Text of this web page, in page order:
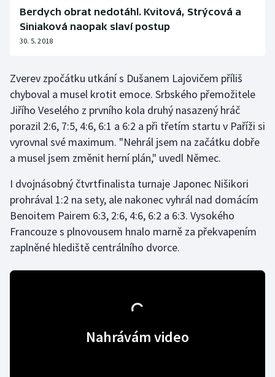
Rychlostní kanoistika
Sportovní střelba
Stolní tenis
Triatlon
Vodní slalom
Volejbal
Berdych obrat nedotáhl. Kvitová, Strýcová a
Siniaková naopak slaví postup
30. 5. 2018
Zverev zpočátku utkání s Dušanem Lajovičem příliš
chyboval a musel krotit emoce. Srbského přemožitele
Jiřího Veselého z prvního kola druhý nasazený hráč
porazil 2:6, 7:5, 4:6, 6:1 a 6:2 a při třetím startu v Paříži si
vyrovnal své maximum. "Nehrál jsem na začátku dobře
a musel jsem změnit herní plán," uvedl Němec.
I dvojnásobný čtvrtfinalista turnaje Japonec Nišikori
prohrával 1:2 na sety, ale nakonec vyhrál nad domácím
Benoitem Pairem 6:3, 2:6, 4:6, 6:2 a 6:3. Vysokého
Francouze s plnovousem hnalo marně za překvapením
zaplněné hlediště centrálního dvorce.
Nahrávám video